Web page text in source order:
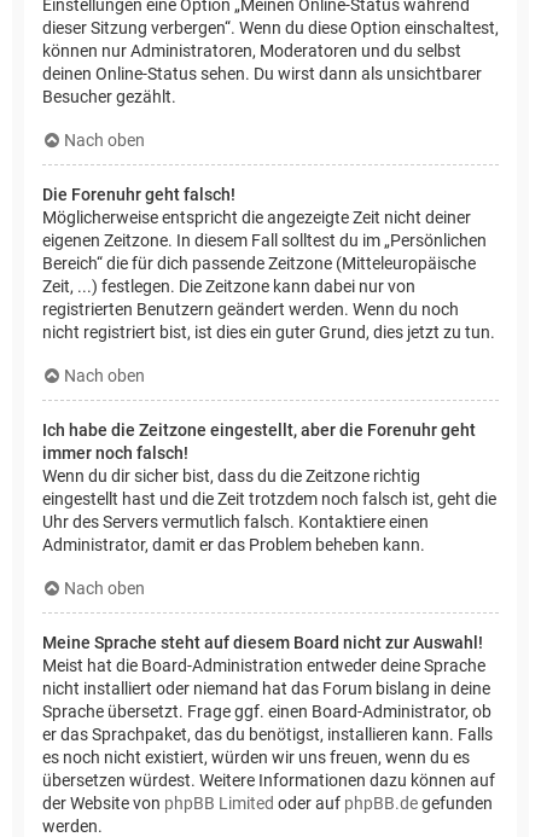
Einstellungen eine Option „Meinen Online-Status während
dieser Sitzung verbergen“. Wenn du diese Option einschaltest,
können nur Administratoren, Moderatoren und du selbst
deinen Online-Status sehen. Du wirst dann als unsichtbarer
Besucher gezählt.
Nach oben
Die Forenuhr geht falsch!
Möglicherweise entspricht die angezeigte Zeit nicht deiner
eigenen Zeitzone. In diesem Fall solltest du im „Persönlichen
Bereich“ die für dich passende Zeitzone (Mitteleuropäische
Zeit, ...) festlegen. Die Zeitzone kann dabei nur von
registrierten Benutzern geändert werden. Wenn du noch
nicht registriert bist, ist dies ein guter Grund, dies jetzt zu tun.
Nach oben
Ich habe die Zeitzone eingestellt, aber die Forenuhr geht
immer noch falsch!
Wenn du dir sicher bist, dass du die Zeitzone richtig
eingestellt hast und die Zeit trotzdem noch falsch ist, geht die
Uhr des Servers vermutlich falsch. Kontaktiere einen
Administrator, damit er das Problem beheben kann.
Nach oben
Meine Sprache steht auf diesem Board nicht zur Auswahl!
Meist hat die Board-Administration entweder deine Sprache
nicht installiert oder niemand hat das Forum bislang in deine
Sprache übersetzt. Frage ggf. einen Board-Administrator, ob
er das Sprachpaket, das du benötigst, installieren kann. Falls
es noch nicht existiert, würden wir uns freuen, wenn du es
übersetzen würdest. Weitere Informationen dazu können auf
der Website von phpBB Limited oder auf phpBB.degefunden
werden.